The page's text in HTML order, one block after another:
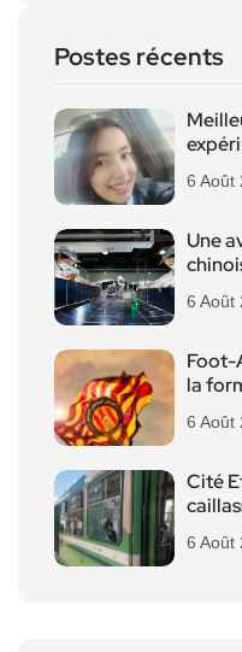
Postes récents
6 Août
Une
6 Août
Foot-
la
6 Août
Cité
6 Août